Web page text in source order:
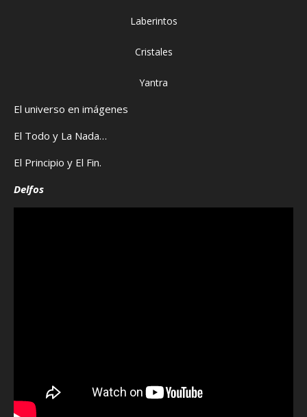
Laberintos
Cristales
Yantra
El universo en imágenes
El Todo y La Nada…
El Principio y El Fin.
Delfos